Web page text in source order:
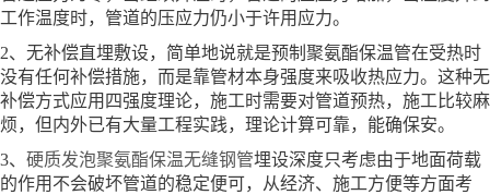
工作温度时，管道的压应力仍小于许用应力。
2、无补偿直埋敷设，简单地说就是预制聚氨酯保温管在受热时
没有任何补偿措施，而是靠管材本身强度来吸收热应力。这种无
补偿方式应用四强度理论，施工时需要对管道预热，施工比较麻
烦，但内外已有大量工程实践，理论计算可靠，能确保安。
3、 硬质发泡聚氨酯保温无缝钢管埋设深度只考虑由于地面荷载
的作用不会破坏管道的稳定便可，从经济、施工方便等方面考